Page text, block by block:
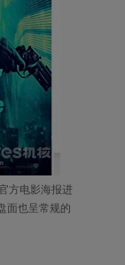
方电影海报进
面也呈常规的